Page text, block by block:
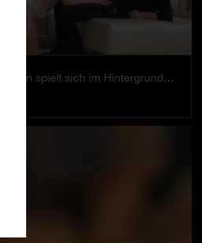
Das Vergnügen spielt sich im Hintergrund ab.